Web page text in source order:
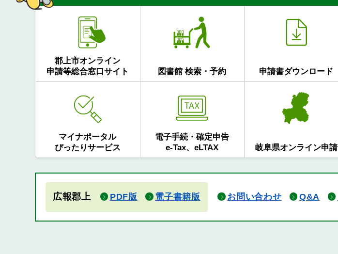
郡上市オンライン
申請等総合窓口サイト
図書館 検索・予約 申請書ダウンロード
マイナポータル
ぴったりサービス
電子手続・確定申告
e-Tax、eLTAX
岐阜県オンライン申請
広報郡上 PDF版 電子書籍版 お問い合わせ Q&A